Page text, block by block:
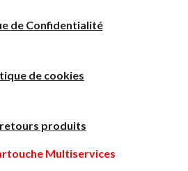
de Confidentialité
de cookies
produits
Multiservices